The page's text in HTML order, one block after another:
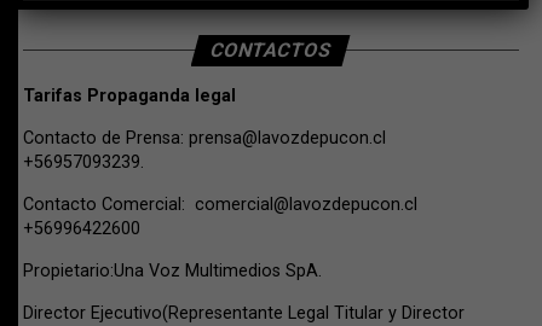
CONTACTOS
Tarifas Propaganda legal
Contacto de Prensa: prensa@lavozdepucon.cl
+56957093239.
Contacto Comercial: comercial@lavozdepucon.cl
+56996422600
Propietario:Una Voz Multimedios SpA.
Director Ejecutivo(Representante Legal Titular y Director